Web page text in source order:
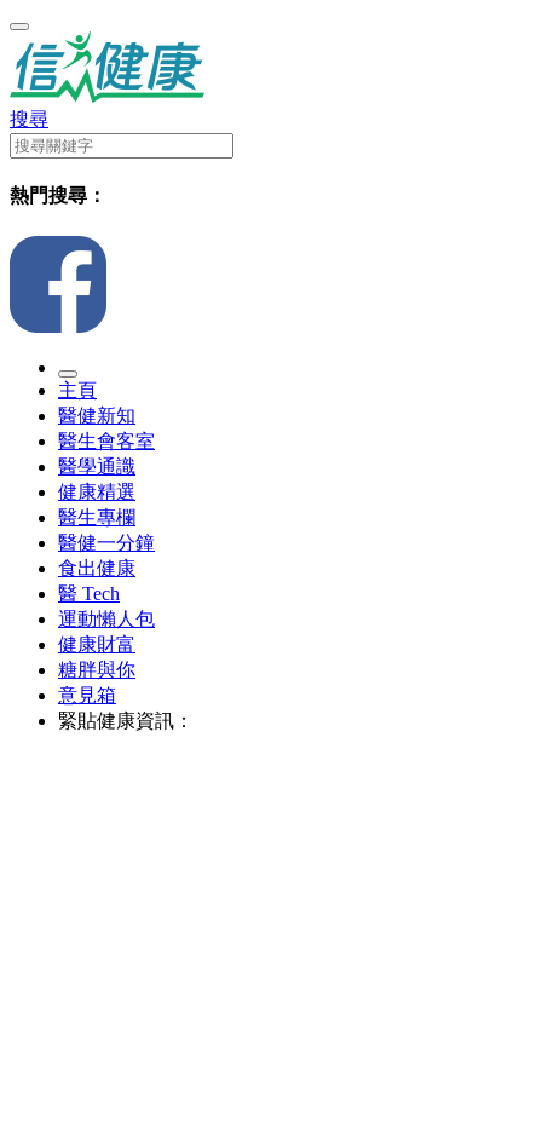
搜尋
熱門搜尋：
主頁
醫健新知
醫生會客室
醫學通識
健康精選
醫生專欄
醫健一分鐘
食出健康
醫 Tech
運動懶人包
健康財富
糖胖與你
意見箱
緊貼健康資訊：